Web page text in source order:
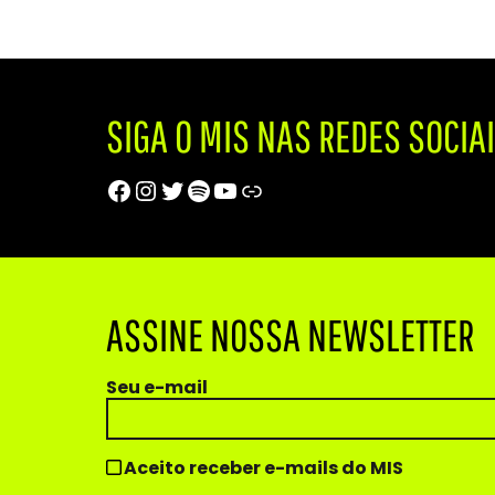
SIGA O MIS NAS REDES
Facebook
Instagram
Twitter
Spotify
Youtube
Trip Advisor
ASSINE NOSSA NEWSLETTER
Seu e-mail
Aceito receber e-mails do MIS